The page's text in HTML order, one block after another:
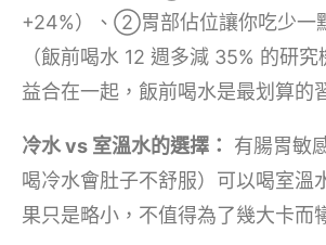
+24%）、②胃部佔位讓你吃少一
（飯前喝水 12 週多減 35% 的研
益合在一起，飯前喝水是最划算的
冷水 vs 室溫水的選擇：
有腸胃敏
喝冷水會肚子不舒服）可以喝室溫
果只是略小，不值得為了幾大卡而